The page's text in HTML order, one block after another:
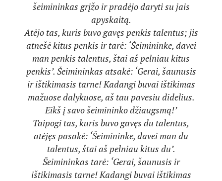
šeimininkas grįžo ir pradėjo daryti su jais
apyskaitą.
Atėjo tas, kuris buvo gavęs penkis talentus; jis
atnešė kitus penkis ir tarė: ‘Šeimininke, davei
man penkis talentus, štai aš pelniau kitus
penkis’. Šeimininkas atsakė: ‘Gerai, šaunusis
ir ištikimasis tarne! Kadangi buvai ištikimas
mažuose dalykuose, aš tau pavesiu didelius.
Eikš į savo šeimininko džiaugsmą!’
Taipogi tas, kuris buvo gavęs du talentus,
atėjęs pasakė: ‘Šeimininke, davei man du
talentus, štai aš pelniau kitus du’.
Šeimininkas tarė: ‘Gerai, šaunusis ir
ištikimasis tarne! Kadangi buvai ištikimas